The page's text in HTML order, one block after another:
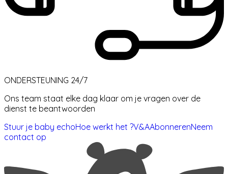
ONDERSTEUNING 24/7
Ons team staat elke dag klaar om je vragen over de
dienst te beantwoorden
Stuur je baby echoHoe werkt het ?V&AAbonnerenNeem
contact op